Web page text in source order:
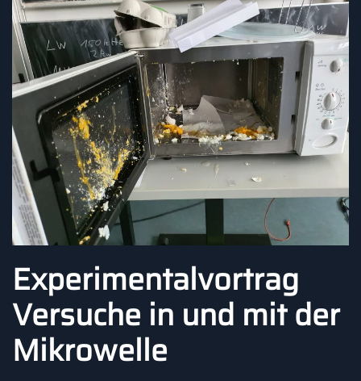
Experimentalvortrag
Versuche in und mit der
Mikrowelle